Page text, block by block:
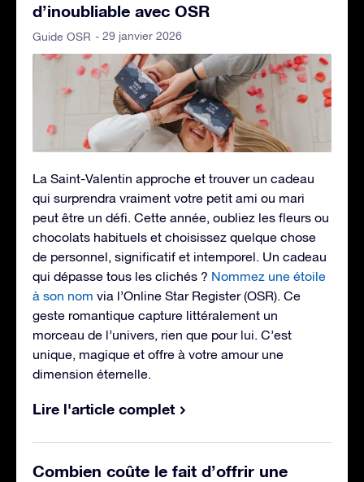
d’inoubliable avec OSR
Guide OSR - 29 janvier 2026
La Saint-Valentin approche et trouver un cadeau
qui surprendra vraiment votre petit ami ou mari
peut être un défi. Cette année, oubliez les fleurs ou
chocolats habituels et choisissez quelque chose
de personnel, significatif et intemporel. Un cadeau
qui dépasse tous les clichés ? Nommez une étoile
à son nom via l’Online Star Register (OSR). Ce
geste romantique capture littéralement un
morceau de l’univers, rien que pour lui. C’est
unique, magique et offre à votre amour une
dimension éternelle.
Lire l'article complet
Combien coûte le fait d’offrir une